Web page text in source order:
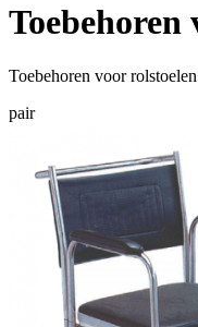
Toebehoren
Toebehoren voor rolstoelen
pair